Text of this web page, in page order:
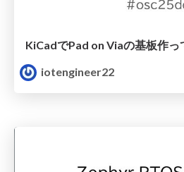
KiCadでPad on Viaの基板作っ
iotengineer22